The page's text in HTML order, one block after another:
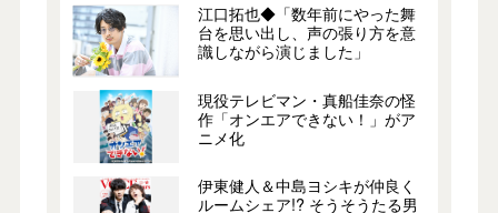
江口拓也◆「数年前にやった舞
台を思い出し、声の張り方を意
識しながら演じました」
現役テレビマン・真船佳奈の怪
作「オンエアできない！」がア
ニメ化
伊東健人＆中島ヨシキが仲良く
ルームシェア!? そうそうたる男